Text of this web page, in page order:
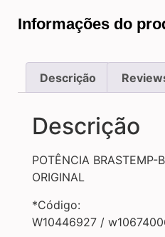
Informações do
Descrição
Descrição
POTÊNCIA BRASTEMP-
ORIGINAL
*Código:
W10446927 /